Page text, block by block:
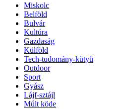
Miskolc
Belföld
Bulvár
Kultúra
Gazdaság
Külföld
Tech-tudomány-kütyü
Outdoor
Sport
Gyász
Lájf-sztájl
Múlt köde